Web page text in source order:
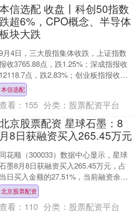
信选配 收盘丨科创50指数
跌超6%，CPO概念、半导体
块大跌
月4日，三大股指集体收跌，上证指数
收3765.88点，跌1.25%；深成指报收
12118.7点，跌2.83%；创业板指报收
点，跌4.25%；科....
本信选配
看： 155 分类： 股票配资平台
京股票配资 星球石墨：8
月8日获融资买入265.45万元
同花顺（300033）数据中心显示，星球
墨8月8日获融资买入265.45万元，占
当日买入金额的27.51%，当前融资余额
万元，占流通市值的1.6....
北京股票配资
看： 110 分类： 股票配资平台